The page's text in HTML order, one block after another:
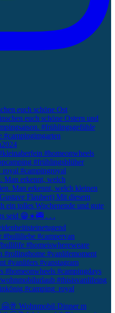
euch schöne Ost
Man erkennt, welch
🤗🥂 Wohnmobil-Dinner m